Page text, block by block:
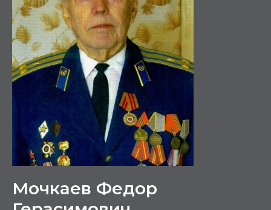
Мочкаев Федор